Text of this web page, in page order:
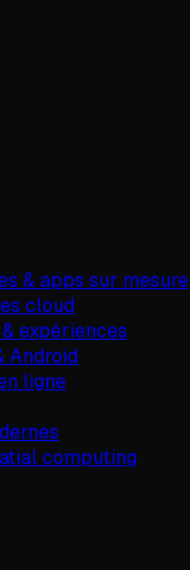
& apps sur mesure
cloud
expériences
Android
ligne
computing